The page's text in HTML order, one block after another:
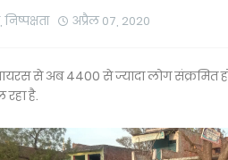
अप्रैल 07, 2020
से अब 4400 से ज्यादा लोग संक्रमित
है.